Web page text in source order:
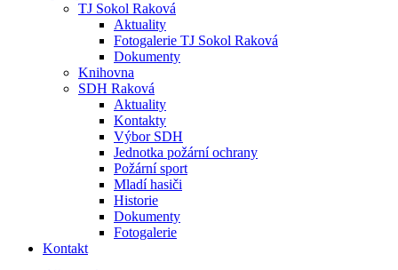
TJ Sokol Raková
Aktuality
Fotogalerie TJ Sokol Raková
Dokumenty
Knihovna
SDH Raková
Aktuality
Kontakty
Výbor SDH
Jednotka požární ochrany
Požární sport
Mladí hasiči
Historie
Dokumenty
Fotogalerie
Kontakt